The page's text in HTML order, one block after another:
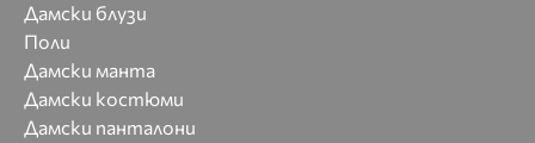
Дамски блузи
Поли
Дамски манта
Дамски костюми
Дамски панталони